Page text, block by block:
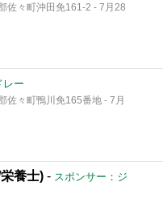
佐々町沖田免161-2 - 7月28
レー
佐々町鴨川免165番地 - 7月
養士) - スポンサー：ジ